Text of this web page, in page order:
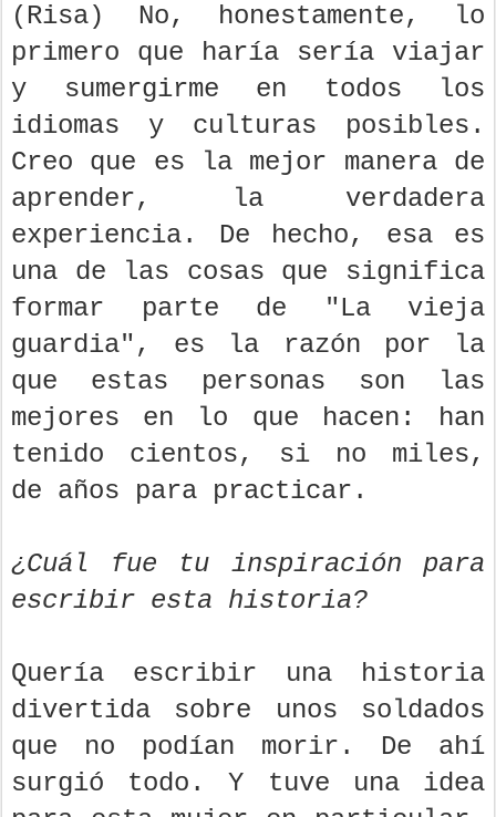
(Risa) No, honestamente, lo
primero que haría sería viajar
y sumergirme en todos los
idiomas y culturas posibles.
Creo que es la mejor manera de
aprender, la verdadera
experiencia. De hecho, esa es
una de las cosas que significa
formar parte de "La vieja
guardia", es la razón por la
que estas personas son las
mejores en lo que hacen: han
tenido cientos, si no miles,
de años para practicar.
¿Cuál fue tu inspiración para
escribir esta historia?
Quería escribir una historia
divertida sobre unos soldados
que no podían morir. De ahí
surgió todo. Y tuve una idea